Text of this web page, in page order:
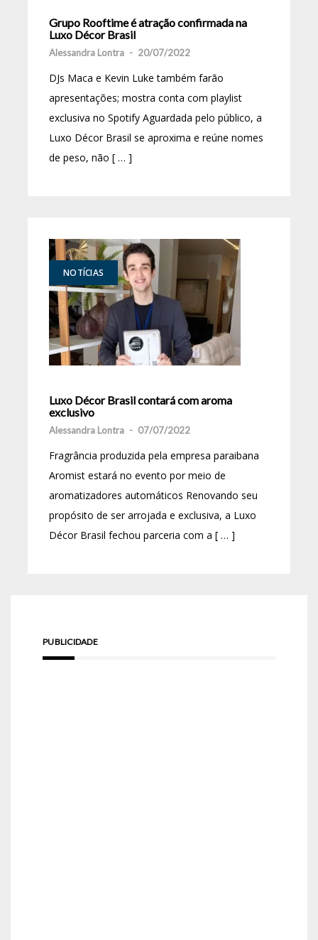
Grupo Rooftime é atração confirmada na
Luxo Décor Brasil
Alessandra Lontra - 20/07/2022
DJs Maca e Kevin Luke também farão
apresentações; mostra conta com playlist
exclusiva no Spotify Aguardada pelo público, a
Luxo Décor Brasil se aproxima e reúne nomes
de peso, não [ … ]
NOTÍCIAS
Luxo Décor Brasil contará com aroma
exclusivo
Alessandra Lontra - 07/07/2022
Fragrância produzida pela empresa paraibana
Aromist estará no evento por meio de
aromatizadores automáticos Renovando seu
propósito de ser arrojada e exclusiva, a Luxo
Décor Brasil fechou parceria com a [ … ]
PUBLICIDADE